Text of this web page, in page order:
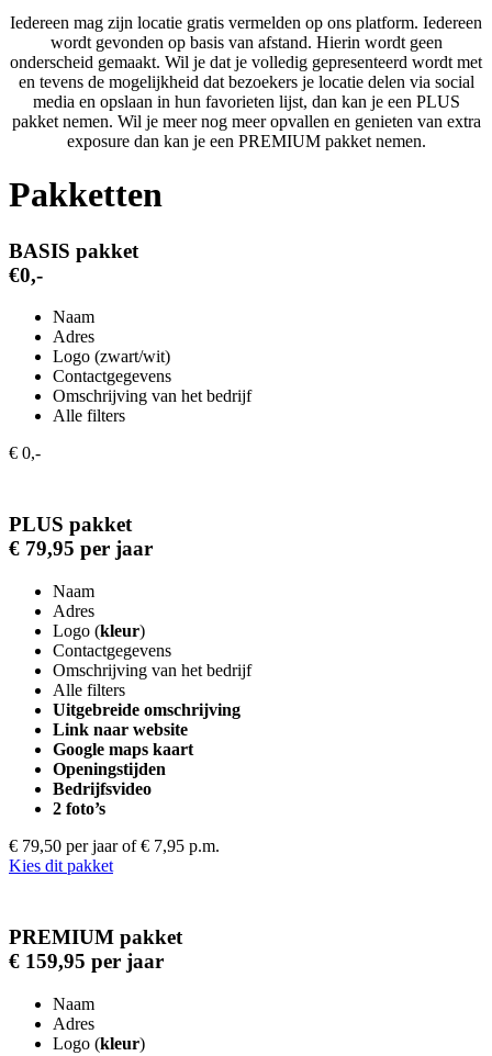
Iedereen mag zijn locatie gratis vermelden op ons platform. Iedereen
wordt gevonden op basis van afstand. Hierin wordt geen
onderscheid gemaakt. Wil je dat je volledig gepresenteerd wordt met
en tevens de mogelijkheid dat bezoekers je locatie delen via social
media en opslaan in hun favorieten lijst, dan kan je een PLUS
pakket nemen. Wil je meer nog meer opvallen en genieten van extra
exposure dan kan je een PREMIUM pakket nemen.
Pakketten
BASIS pakket
€0,-
Naam
Adres
Logo (zwart/wit)
Contactgegevens
Omschrijving van het bedrijf
Alle filters
€ 0,-
PLUS pakket
€ 79,95 per jaar
Naam
Adres
Logo (kleur)
Contactgegevens
Omschrijving van het bedrijf
Alle filters
Uitgebreide omschrijving
Link naar website
Google maps kaart
Openingstijden
Bedrijfsvideo
2 foto’s
€ 79,50 per jaar of € 7,95 p.m.
Kies dit pakket
PREMIUM pakket
€ 159,95 per jaar
Naam
Adres
Logo (kleur)